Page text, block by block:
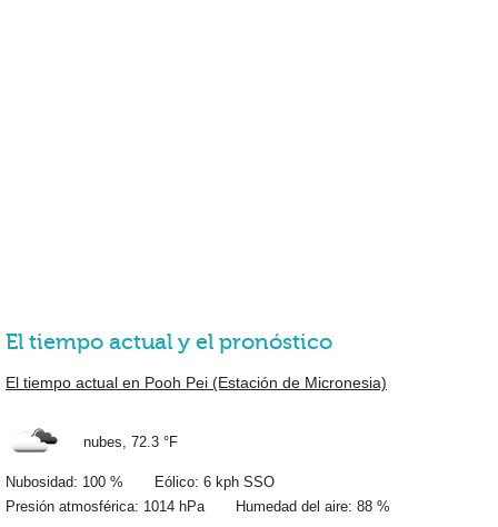
El tiempo actual y el pronóstico
El tiempo actual en Pooh Pei (Estación de Micronesia)
nubes, 72.3 °F
Nubosidad: 100 % Eólico: 6 kph SSO
Presión atmosférica: 1014 hPa Humedad del aire: 88 %